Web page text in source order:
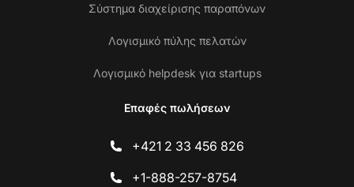
Σύστημα διαχείρισης παραπόνων
Λογισμικό πύλης πελατών
Λογισμικό helpdesk για startups
Επαφές πωλήσεων
+421 2 33 456 826
+1-888-257-8754